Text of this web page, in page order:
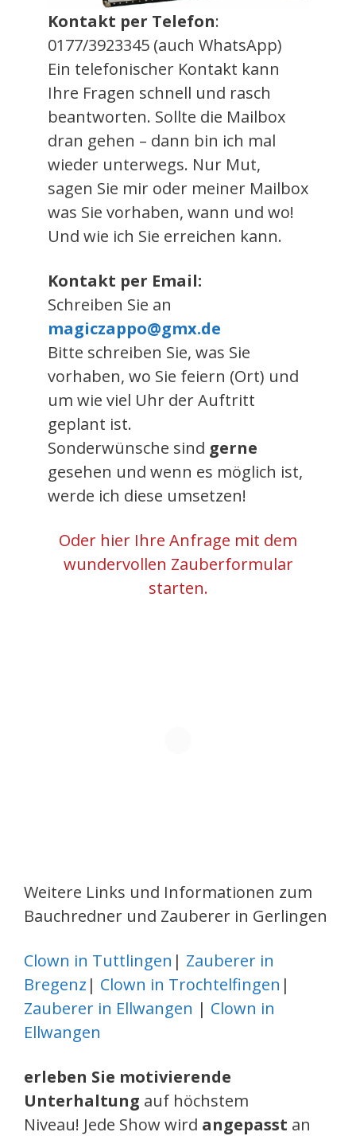
Kontakt per Telefon:
0177/3923345 (auch WhatsApp)
Ein telefonischer Kontakt kann
Ihre Fragen schnell und rasch
beantworten. Sollte die Mailbox
dran gehen – dann bin ich mal
wieder unterwegs. Nur Mut,
sagen Sie mir oder meiner Mailbox
was Sie vorhaben, wann und wo!
Und wie ich Sie erreichen kann.
Kontakt per Email:
Schreiben Sie an
magiczappo@gmx.de
Bitte schreiben Sie, was Sie
vorhaben, wo Sie feiern (Ort) und
um wie viel Uhr der Auftritt
geplant ist.
Sonderwünsche sind gerne
gesehen und wenn es möglich ist,
werde ich diese umsetzen!
Oder hier Ihre Anfrage mit dem
wundervollen Zauberformular
starten.
Weitere Links und Informationen zum
Bauchredner und Zauberer in Gerlingen
Clown in Tuttlingen | Zauberer in
Bregenz | Clown in Trochtelfingen |
Zauberer in Ellwangen | Clown in
Ellwangen
erleben Sie motivierende
Unterhaltung auf höchstem
Niveau! Jede Show wird angepasst an